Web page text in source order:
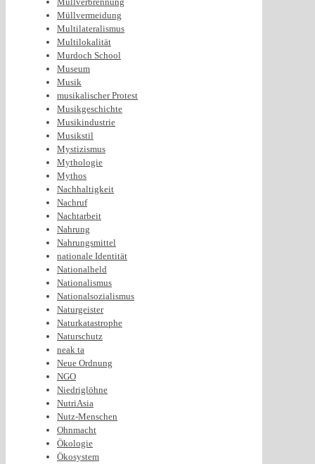
Müllvermeidung
Multilateralismus
Multilokalität
Murdoch School
Museum
Musik
musikalischer Protest
Musikgeschichte
Musikindustrie
Musikstil
Mystizismus
Mythologie
Mythos
Nachhaltigkeit
Nachruf
Nachtarbeit
Nahrung
Nahrungsmittel
nationale Identität
Nationalheld
Nationalismus
Nationalsozialismus
Naturgeister
Naturkatastrophe
Naturschutz
neak ta
Neue Ordnung
NGO
Niedriglöhne
NutriAsia
Nutz-Menschen
Ohnmacht
Ökologie
Ökosystem